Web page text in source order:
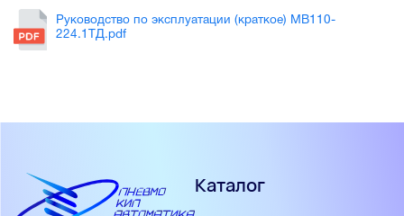
Руководство по эксплуатации (краткое) МВ110-
224.1ТД.pdf
Каталог